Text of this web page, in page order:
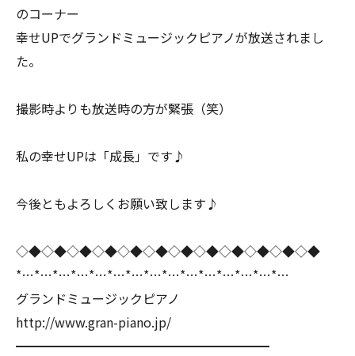
のコーナー
幸せUPでグランドミュージックピアノが放送されまし
た。
撮影時よりも放送時の方が緊張（笑）
私の幸せUPは「成長」です♪
今後ともよろしくお願い致します♪
◇◆◇◆◇◆◇◆◇◆◇◆◇◆◇◆◇◆◇◆◇◆◇◆
*…*…*…*…*…*…*…*…*…*…*…*…*…*…*…
グランドミュージックピアノ
http://www.gran-piano.jp/
━━━━━━━━━━━━━━━━━━━━